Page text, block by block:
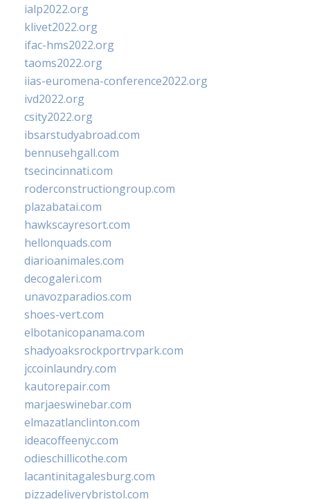
ialp2022.org
klivet2022.org
ifac-hms2022.org
taoms2022.org
iias-euromena-conference2022.org
ivd2022.org
csity2022.org
ibsarstudyabroad.com
bennusehgall.com
tsecincinnati.com
roderconstructiongroup.com
plazabatai.com
hawkscayresort.com
hellonquads.com
diarioanimales.com
decogaleri.com
unavozparadios.com
shoes-vert.com
elbotanicopanama.com
shadyoaksrockportrvpark.com
jccoinlaundry.com
kautorepair.com
marjaeswinebar.com
elmazatlanclinton.com
ideacoffeenyc.com
odieschillicothe.com
lacantinitagalesburg.com
pizzadeliverybristol.com